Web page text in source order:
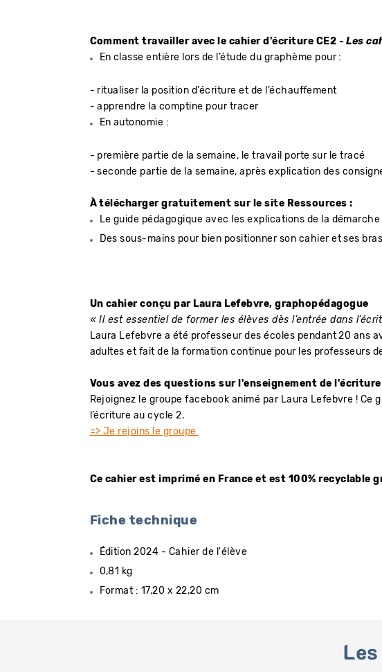
Comment travailler avec le cahier d'écriture CE2 - Les
En classe entière lors de l’étude du graphème pour :
- ritualiser la position d’écriture et de l’échauffement
- apprendre la comptine pour tracer
En autonomie :
- première partie de la semaine, le travail porte sur le tracé
- seconde partie de la semaine, après explication des
À télécharger gratuitement sur le site Ressources :
Le guide pédagogique avec les explications de la
Des sous-mains pour bien positionner son cahier et ses
Un cahier conçu par Laura Lefebvre, graphopédagogue
« Il est essentiel de former les élèves dès l’entrée dans
Laura Lefebvre a été professeur des écoles pendant 20 ans
adultes et fait de la formation continue pour les professeurs
Vous avez des questions sur l'enseignement de l'écriture
Rejoignez le groupe facebook animé par Laura Lefebvre ! Ce
l’écriture au cycle 2.
=> Je rejoins le groupe
Ce cahier est imprimé en France et est 100%
Fiche technique
Édition 2024 - Cahier de l'élève
0,81 kg
Format : 17,20 x 22,20 cm